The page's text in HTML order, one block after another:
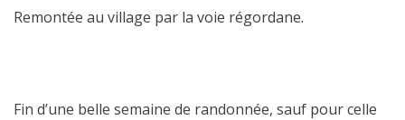
Remontée au village par la voie régordane.
Fin d’une belle semaine de randonnée, sauf pour celle